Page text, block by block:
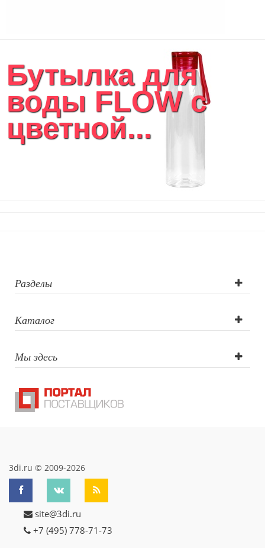
Бутылка для
воды FLOW с
цветной...
Разделы
Каталог
Мы здесь
3di.ru © 2009-2026
site@3di.ru
+7 (495) 778-71-73